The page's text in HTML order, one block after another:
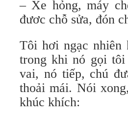
– Xe hỏng, máy
đươc chỗ sửa, đón
Tôi hơi ngạc nhiên
trong khi nó gọi
vai, nó tiếp, chú
thoải mái. Nói
khúc khích: